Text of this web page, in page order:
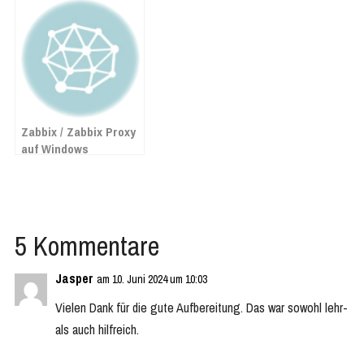
Zabbix / Zabbix Proxy
auf Windows
5 Kommentare
Jasper am 10. Juni 2024 um 10:03
Vielen Dank für die gute Aufbereitung. Das war sowohl lehr-
als auch hilfreich.